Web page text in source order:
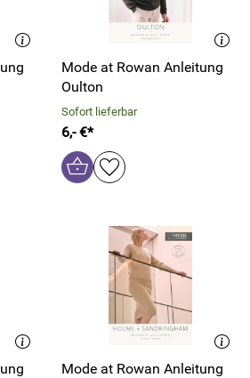
Mode at Rowan Anleitung
Oulton
Sofort lieferbar
6,- €*
Mode at Rowan Anleitung